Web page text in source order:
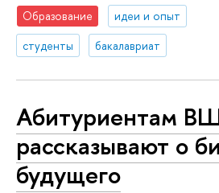
Образование
идеи и опыт
студенты
бакалавриат
Абитуриентам
рассказывают о
будущего